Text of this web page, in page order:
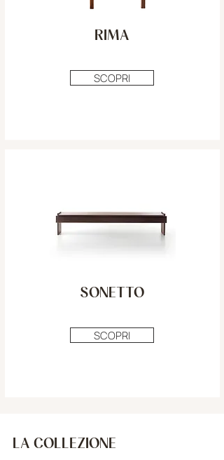
SCOPRI
RIMA
SCOPRI
SONETTO
LA COLLEZIONE